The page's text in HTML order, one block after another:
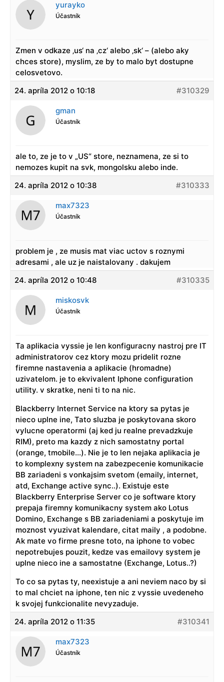
yurayko
Účastník
Zmen v odkaze ‚us‘ na ‚cz‘ alebo ‚sk‘ – (alebo aky
chces store), myslim, ze by to malo byt dostupne
celosvetovo.
24. apríla 2012 o 10:18
#310329
gman
Účastník
ale to, ze je to v „US“ store, neznamena, ze si to
nemozes kupit na svk, mongolsku alebo inde.
24. apríla 2012 o 10:38
#310333
max7323
Účastník
problem je , ze musis mat viac uctov s roznymi
adresami , ale uz je naistalovany . dakujem
24. apríla 2012 o 10:48
#310335
miskosvk
Účastník
Ta aplikacia vyssie je len konfiguracny nastroj pre IT
administratorov cez ktory mozu pridelit rozne
firemne nastavenia a aplikacie (hromadne)
uzivatelom. je to ekvivalent Iphone configuration
utility. v skratke, neni ti to na nic.
Blackberry Internet Service na ktory sa pytas je
nieco uplne ine, Tato sluzba je poskytovana skoro
vylucne operatormi (aj ked ju realne prevadzkuje
RIM), preto ma kazdy z nich samostatny portal
(orange, tmobile…). Nie je to len nejaka aplikacia je
to komplexny system na zabezpecenie komunikacie
BB zariadeni s vonkajsim svetom (emaily, internet,
atd, Exchange active sync..). Existuje este
Blackberry Enterprise Server co je software ktory
prepaja firemny komunikacny system ako Lotus
Domino, Exchange s BB zariadeniami a poskytuje im
moznost vyuzivat kalendare, citat maily , a podobne.
Ak mate vo firme presne toto, na iphone to vobec
nepotrebujes pouzit, kedze vas emailovy system je
uplne nieco ine a samostatne (Exchange, Lotus..?)
To co sa pytas ty, neexistuje a ani neviem naco by si
to mal chciet na iphone, ten nic z vyssie uvedeneho
k svojej funkcionalite nevyzaduje.
24. apríla 2012 o 11:35
#310341
max7323
Účastník